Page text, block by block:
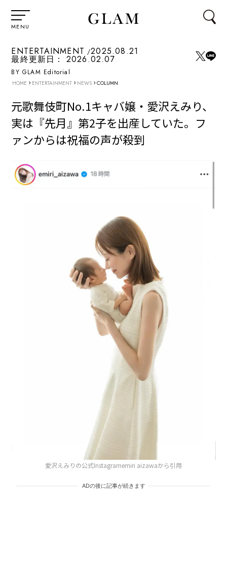
MENU
ENTERTAINMENT 2025.08.21
最終更新日： 2026.02.07
BY GLAM Editorial
HOME › ENTERTAINMENT › NEWS › COLUMN
元歌舞伎町No.1キャバ嬢・愛沢えみり、
実は『先月』第2子を出産していた。フ
ァンからは祝福の声が殺到
愛沢えみりの公式Instagramemiri aizawaから引用
ADの後に記事が続きます